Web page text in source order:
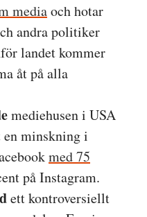
mediaoch hotar
andra politiker
landet kommer
åt på alla
mediehusen i USA
en minskning i
med 75
på Instagram.
ett kontroversiellt